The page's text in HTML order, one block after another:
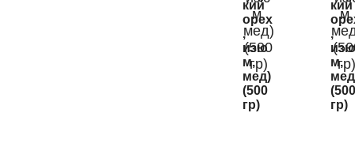
кий
орех
,
изю
м,
мед)
(500
гр)
кий
,
м,
гр)